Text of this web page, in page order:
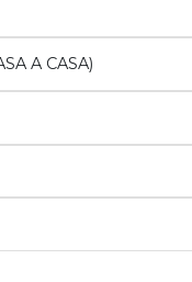
A CASA)